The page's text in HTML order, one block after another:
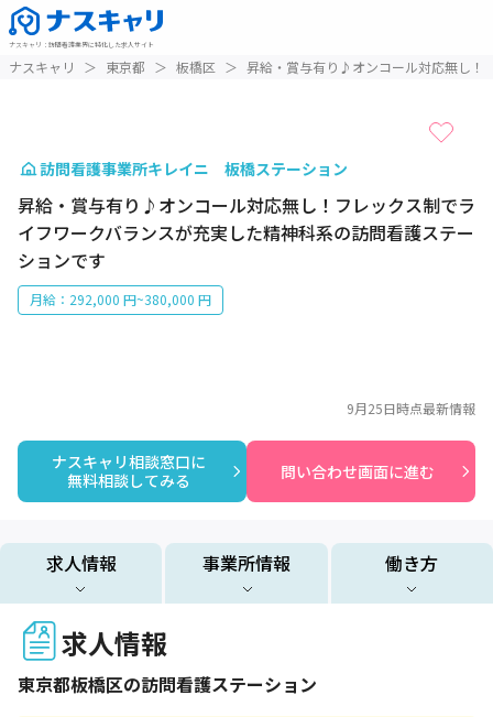
ナスキャリ ： 訪問看護業界に特化した求人サイト
ナスキャリ ＞ 東京都 ＞ 板橋区 ＞ 昇給・賞与有り♪オンコール対応無し！
訪問看護事業所キレイニ 板橋ステーション
昇給・賞与有り♪オンコール対応無し！フレックス制でラ
イフワークバランスが充実した精神科系の訪問看護ステー
ションです
月給：292,000 円~380,000 円
ナスキャリ相談窓口に
無料相談してみる
問い合わせ画面に進む
9月25日時点最新情報
求人情報 事業所情報 働き方
求人情報
東京都板橋区の訪問看護ステーション